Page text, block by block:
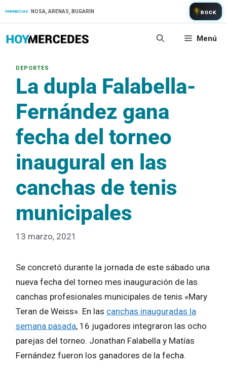
FARMACIAS: NOSA, ARENAS, BUGARIN ROCK
Menú
La dupla Falabella-
Fernández gana
fecha del torneo
inaugural en las
canchas de tenis
municipales
13 marzo, 2021
Se concretó durante la jornada de este sábado una
nueva fecha del torneo mes inauguración de las
canchas profesionales municipales de tenis «Mary
Teran de Weiss». En las canchas inauguradas la
semana pasada, 16 jugadores integraron las ocho
parejas del torneo. Jonathan Falabella y Matías
Fernández fueron los ganadores de la fecha.